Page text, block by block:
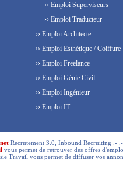
›› Emploi Superviseurs
›› Emploi Traducteur
›› Emploi Architecte
›› Emploi Esthétique / Coiffure
›› Emploi Freelance
›› Emploi Génie Civil
›› Emploi Ingénieur
›› Emploi IT
Recrutement 3.0, Inbound Recruiting .-
vous permet de retrouver des offres
Travail vous permet de diffuser vos